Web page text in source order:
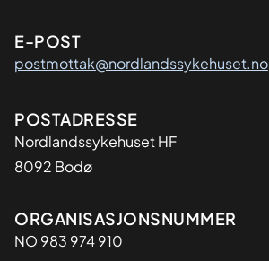
E-POST
postmottak@nordlandssykehuset.no
Adresse
POSTADRESSE
Nordlandssykehuset HF
8092 Bodø
Organisasjon
ORGANISASJONSNUMMER
NO 983 974 910